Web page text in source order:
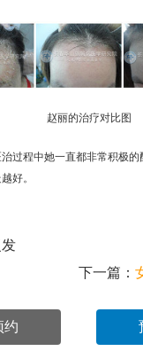
赵丽的治疗对比图
程中她一直都非常积极的
好。
下一篇：
约